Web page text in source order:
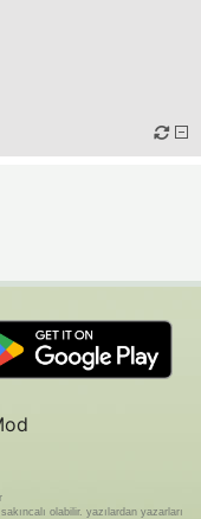
olabilir. yazılardan yazarları